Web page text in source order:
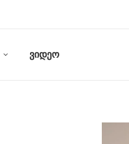
ᲕᲘᲓᲔᲝ